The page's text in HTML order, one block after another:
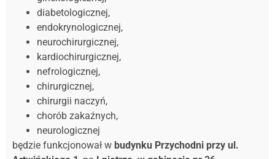
diabetologicznej,
endokrynologicznej,
neurochirurgicznej,
kardiochirurgicznej,
nefrologicznej,
chirurgicznej,
chirurgii naczyń,
chorób zakaźnych,
neurologicznej
będzie funkcjonował w budynku Przychodni przy ul.